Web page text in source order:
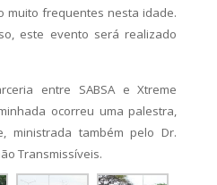
muito frequentes nesta idade.
este evento será realizado
entre SABSA e Xtreme
ocorreu uma palestra,
ministrada também pelo Dr.
Transmissíveis.